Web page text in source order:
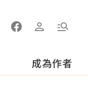
成為作者